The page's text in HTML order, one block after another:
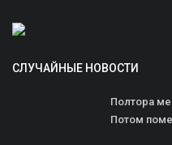
СЛУЧАЙНЫЕ НОВОСТИ
Полтора
Потом